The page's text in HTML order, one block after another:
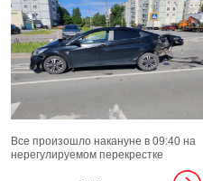
Все произошло накануне в 09:40 на
нерегулируемом перекрестке
неравнозначных дорог ул. Южная и